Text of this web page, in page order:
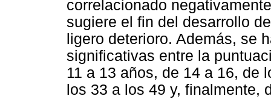
correlacionado
sugiere el fin del desarrollo
ligero deterioro. Además, se
significativas entre la
11 a 13 años, de 14 a 16, de
los 33 a los 49 y, finalmente,